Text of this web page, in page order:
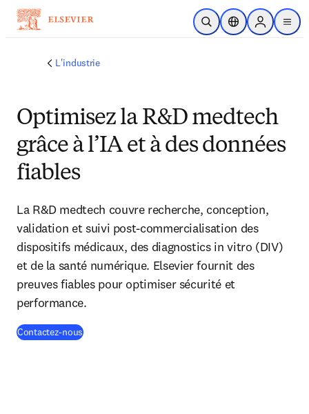
Passer au contenu principal
Ouvrir la recherche
Sélecteur de
Sign in to
menu
L'industrie
Optimisez la R&D medtech
grâce à l’IA et à des données
fiables
La R&D medtech couvre recherche, conception,
validation et suivi post-commercialisation des
dispositifs médicaux, des diagnostics in vitro (DIV)
et de la santé numérique. Elsevier fournit des
preuves fiables pour optimiser sécurité et
performance.
Contactez-nous